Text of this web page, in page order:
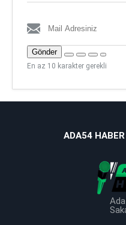
Gönder
En az 10 karakter gerekli
ADA54